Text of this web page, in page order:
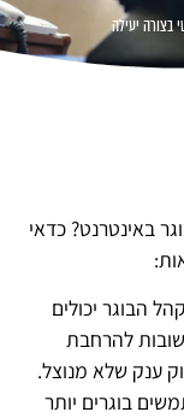
באינטרנט? כדאי
הבוגר יכולים
להרחבת
ענק שלא מנוצל.
בוגרים יותר